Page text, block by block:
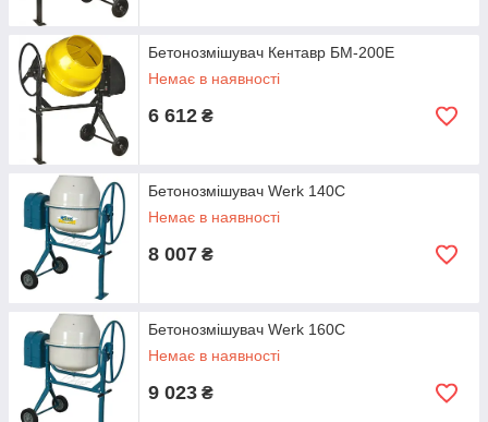
Бетонозмішувач Кентавр БМ-200Е
Немає в наявності
6 612 ₴
Бетонозмішувач Werk 140C
Немає в наявності
8 007 ₴
Бетонозмішувач Werk 160C
Немає в наявності
9 023 ₴